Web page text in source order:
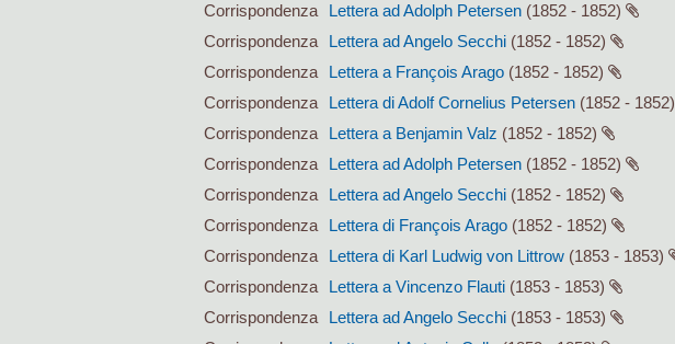
Corrispondenza
Lettera ad Adolph Petersen (1852 - 1852)
Corrispondenza
Lettera ad Angelo Secchi (1852 - 1852)
Corrispondenza
Lettera a François Arago (1852 - 1852)
Corrispondenza
Lettera di Adolf Cornelius Petersen (1852 - 1852)
Corrispondenza
Lettera a Benjamin Valz (1852 - 1852)
Corrispondenza
Lettera ad Adolph Petersen (1852 - 1852)
Corrispondenza
Lettera ad Angelo Secchi (1852 - 1852)
Corrispondenza
Lettera di François Arago (1852 - 1852)
Corrispondenza
Lettera di Karl Ludwig von Littrow (1853 - 1853)
Corrispondenza
Lettera a Vincenzo Flauti (1853 - 1853)
Corrispondenza
Lettera ad Angelo Secchi (1853 - 1853)